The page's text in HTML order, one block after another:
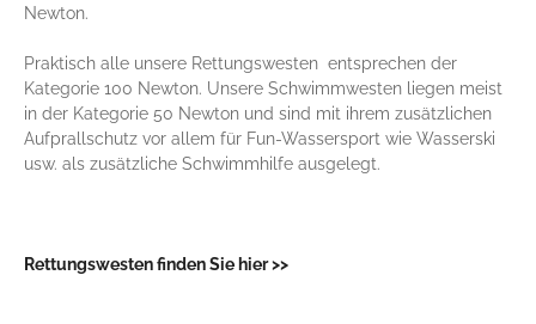
Newton.
Praktisch alle unsere Rettungswesten entsprechen der
Kategorie 100 Newton. Unsere Schwimmwesten liegen meist
in der Kategorie 50 Newton und sind mit ihrem zusätzlichen
Aufprallschutz vor allem für Fun-Wassersport wie Wasserski
usw. als zusätzliche Schwimmhilfe ausgelegt.
Rettungswesten finden Sie hier >>